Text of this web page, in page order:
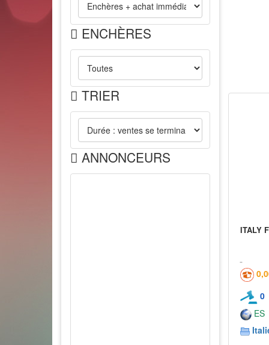
ENCHÈRES
TRIER
ANNONCEURS
ITALY
0
ES